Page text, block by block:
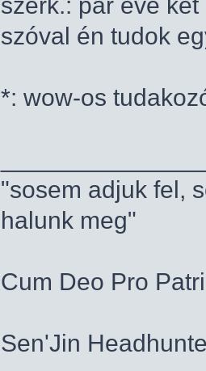
szóval én tudok
*: wow-os
"sosem adjuk fel,
halunk meg"
Cum Deo Pro
Sen'Jin